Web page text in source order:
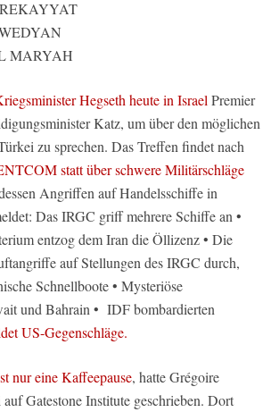
REKAYYAT
MARYAH
Hegseth heute in Israel Premier
Katz, um über den möglichen
zu sprechen. Das Treffen findet nach
statt über schwere Militärschläge
Angriffen auf Handelsschiffe in
Das IRGC griff mehrere Schiffe an •
entzog dem Iran die Öllizenz • Die
auf Stellungen des IRGC durch,
Schnellboote • Mysteriöse
und Bahrain • IDF bombardierten
US-Gegenschläge.
nur eine Kaffeepause, hatte Grégoire
Gatestone Institute geschrieben. Dort